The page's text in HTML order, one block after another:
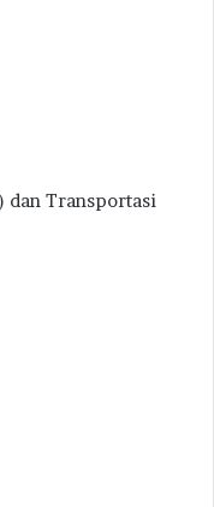
dan Transportasi